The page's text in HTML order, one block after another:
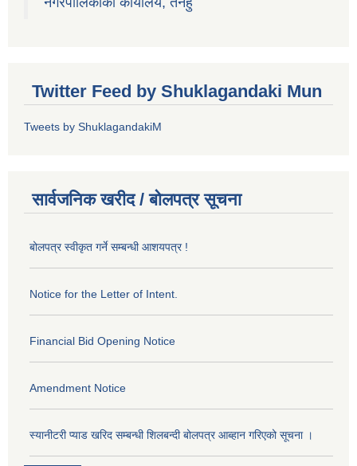
Twitter Feed by Shuklagandaki Mun
Tweets by ShuklagandakiM
सार्वजनिक खरीद / बोलपत्र सूचना
बोलपत्र स्वीकृत गर्ने सम्बन्धी आशयपत्र !
Notice for the Letter of Intent.
Financial Bid Opening Notice
Amendment Notice
स्यानीटरी प्याड खरिद सम्बन्धी शिलबन्दी बोलपत्र आब्हान गरिएको सूचना ।